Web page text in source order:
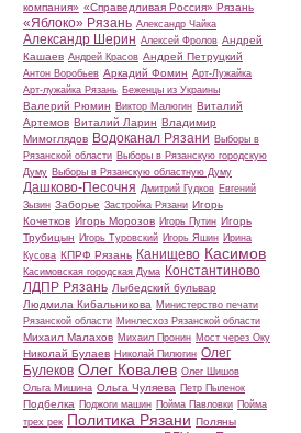
компания» «Справедливая Россия» Рязань
«Яблоко» Рязань Александр Чайка
Александр Шерин Алексей Фролов Андрей
Кашаев Андрей Красов Андрей Петруцкий
Антон Воробьев Аркадий Фомин Арт-Лужайка
Арт-лужайка Рязань Беженцы из Украины
Валерий Рюмин Виктор Малюгин Виталий
Артемов Виталий Ларин Владимир
Мимоглядов Водоканал Рязани Выборы в
Рязанской области Выборы в Рязанскую городскую
Думу Выборы в Рязанскую областную Думу
Дашково-Песочня Дмитрий Гудков Евгений
Зызин Заборье Застройка Рязани Игорь
Кочетков Игорь Морозов Игорь Путин Игорь
Трубицын Игорь Туровский Игорь Яшин Ирина
Кусова КПРФ Рязань Канищево Касимов
Касимовская городская Дума Константиново
ЛДПР Рязань Лыбедский бульвар
Людмила Кибальникова Министерство печати
Рязанской области Минлесхоз Рязанской области
Михаил Малахов Михаил Пронин Мост через Оку
Николай Булаев Николай Пилюгин Олег
Булеков Олег Ковалев Олег Шишов
Ольга Мишина Ольга Чуляева Петр Пыленок
Подбелка Поджоги машин Пойма Павловки Пойма
трех рек Политика Рязани Поляны